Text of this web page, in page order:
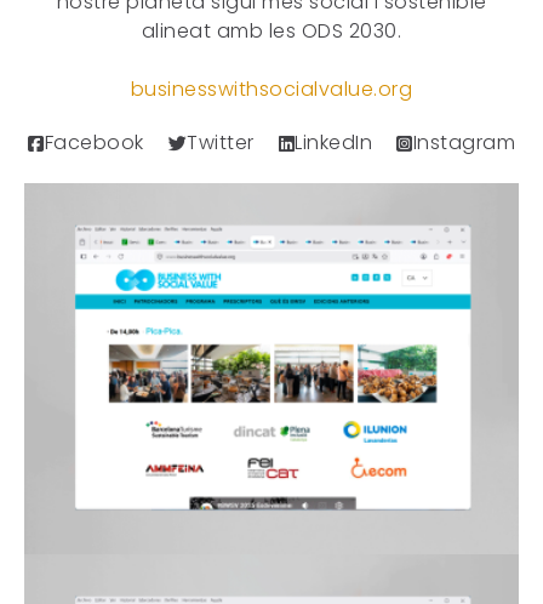
alineat amb les ODS 2030.
businesswithsocialvalue.org
Facebook
Twitter LinkedIn Instagram